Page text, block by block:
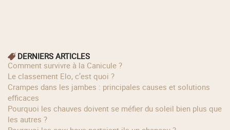
DERNIERS ARTICLES
Comment survivre à la Canicule ?
Le classement Elo, c’est quoi ?
Crampes dans les jambes : principales causes et solutions
efficaces
Pourquoi les chauves doivent se méfier du soleil bien plus que
les autres ?